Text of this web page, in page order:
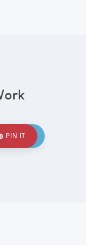
SHARE IT
TWEET IT
PIN IT